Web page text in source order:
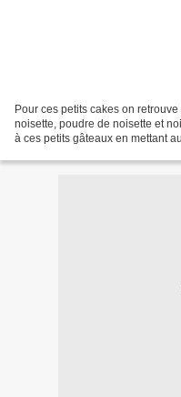
Pour ces petits cakes on
noisette, poudre de noisette et
à ces petits gâteaux en mettant